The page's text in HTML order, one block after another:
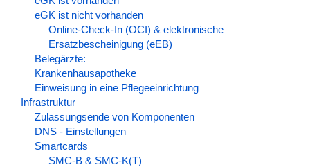
eGK ist nicht vorhanden
Online-Check-In (OCI) & elektronische
Ersatzbescheinigung (eEB)
Belegärzte:
Krankenhausapotheke
Einweisung in eine Pflegeeinrichtung
Infrastruktur
Zulassungsende von Komponenten
DNS - Einstellungen
Smartcards
SMC-B & SMC-K(T)